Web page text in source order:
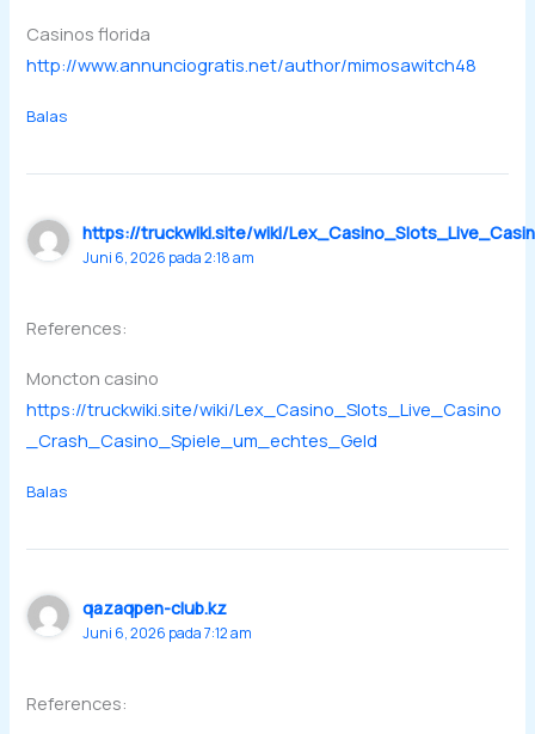
Casinos florida
http://www.annunciogratis.net/author/mimosawitch48
Balas
https://truckwiki.site/wiki/
Juni 6, 2026 pada 2:18 am
References:
Moncton casino
https://truckwiki.site/wiki/Lex_Casino_Slots_Live_Casino
_Crash_Casino_Spiele_um_echtes_Geld
Balas
qazaqpen-club.kz
Juni 6, 2026 pada 7:12 am
References: